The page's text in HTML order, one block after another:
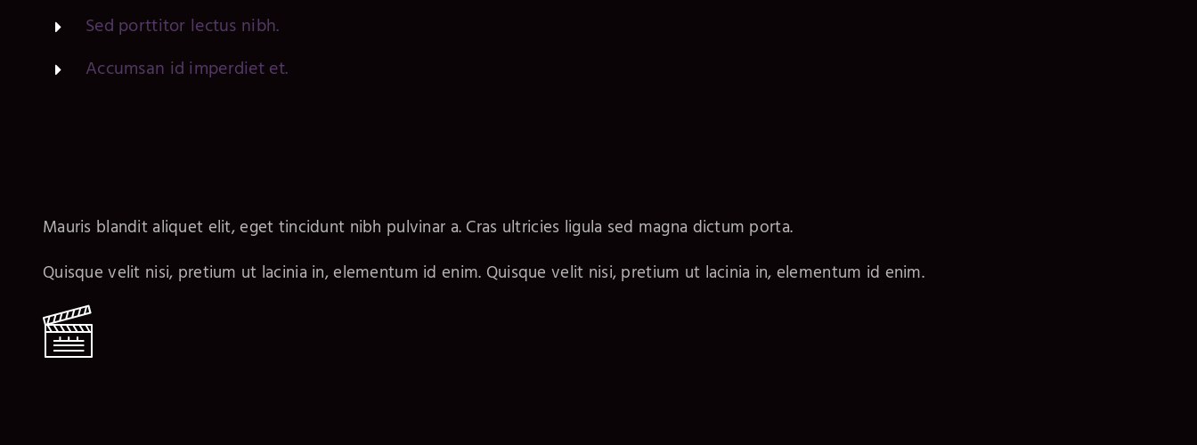
Sed porttitor lectus nibh.
Accumsan id imperdiet et.
Mauris blandit aliquet elit, eget tincidunt nibh pulvinar a. Cras ultricies ligula sed magna dictum porta.
Quisque velit nisi, pretium ut lacinia in, elementum id enim. Quisque velit nisi, pretium ut lacinia in, elementum id enim.